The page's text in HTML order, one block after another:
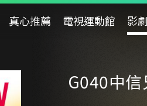
真心推薦 電視運動館 影
G040中